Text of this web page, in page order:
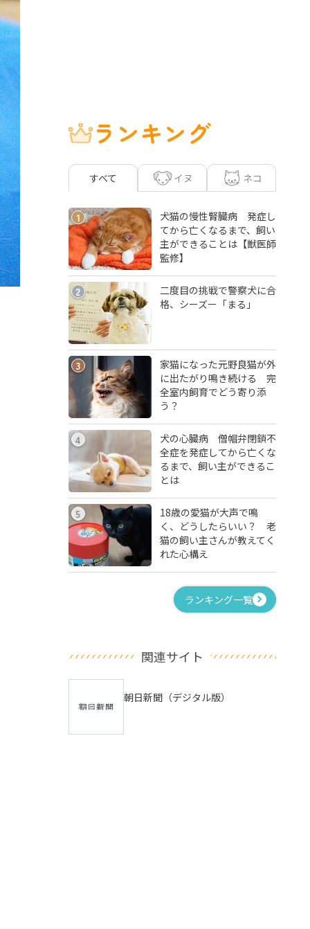
ランキング
すべて イヌ ネコ
1
犬猫の慢性腎臓病 発症し
てから亡くなるまで、飼い
主ができることは【獣医師
監修】
2
二度目の挑戦で警察犬に合
格、シーズー「まる」
3
家猫になった元野良猫が外
に出たがり鳴き続ける 完
全室内飼育でどう寄り添
う？
4
犬の心臓病 僧帽弁閉鎖不
全症を発症してから亡くな
るまで、飼い主ができるこ
とは
5
18歳の愛猫が大声で鳴
く、どうしたらいい？ 老
猫の飼い主さんが教えてく
れた心構え
ランキング一覧
関連サイト
朝日新聞（デジタル版）